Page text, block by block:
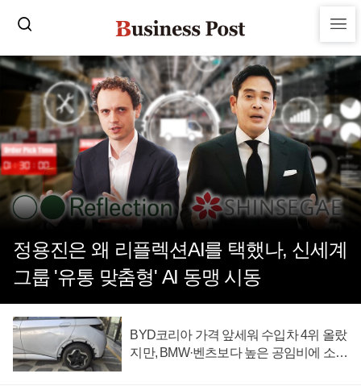
정용진은 왜 리플렉션AI를 택했나, 신세계
그룹 '유통 맞춤형' AI 동맹 시동
BYD코리아 가격 앞세워 수입차 4위 올랐
지만, BMW·벤츠보다 높은 공임비에 소비